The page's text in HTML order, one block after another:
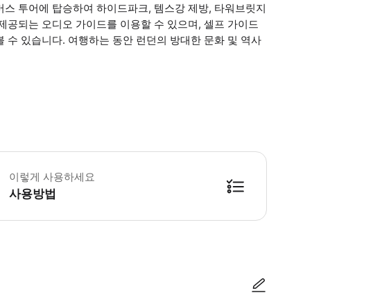
투어에 탑승하여 하이드파크, 템스강 제방, 타워브릿지
되는 오디오 가이드를 이용할 수 있으며, 셀프 가이드
있습니다. 여행하는 동안 런던의 방대한 문화 및 역사
이 규정 - 5세 미만 어린이는 무료로 탑승 가능하지만, 별도로 좌석이 제공되지 않습니
이렇게 사용하세요
사용방법